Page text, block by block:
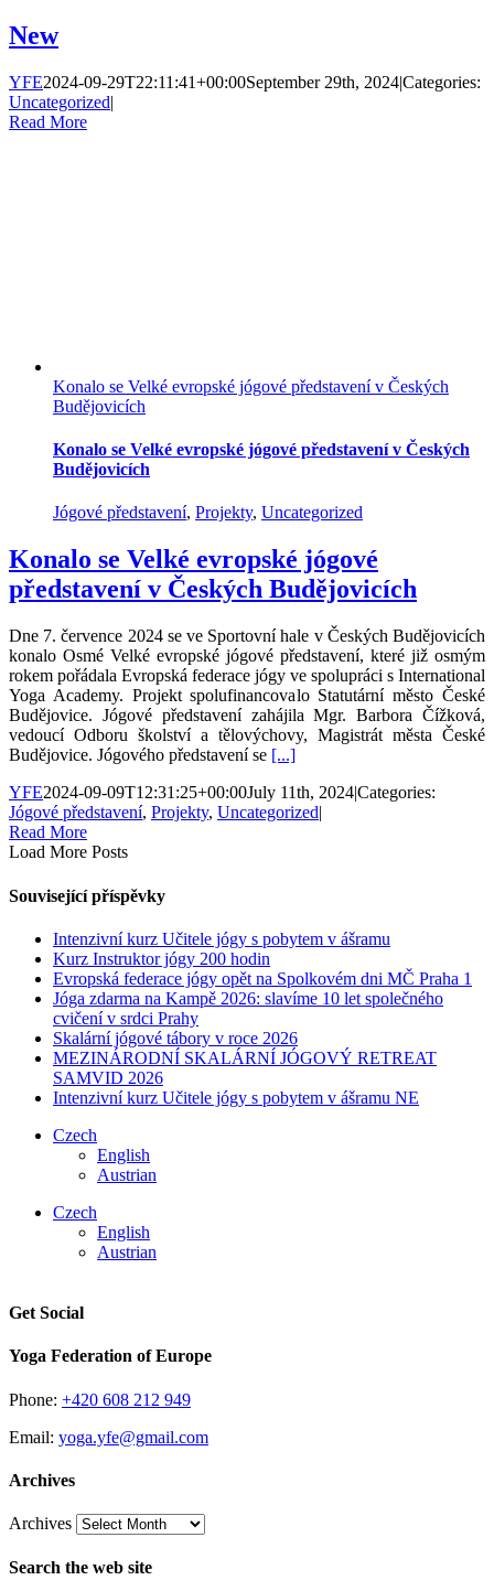
New
YFE2024-09-29T22:11:41+00:00September 29th, 2024|Categories:
Uncategorized|
Read More
Konalo se Velké evropské jógové představení v Českých
Budějovicích
Konalo se Velké evropské jógové představení v Českých
Budějovicích
Jógové představení, Projekty, Uncategorized
Konalo se Velké evropské jógové
představení v Českých Budějovicích
Dne 7. července 2024 se ve Sportovní hale v Českých Budějovicích
konalo Osmé Velké evropské jógové představení, které již osmým
rokem pořádala Evropská federace jógy ve spolupráci s International
Yoga Academy. Projekt spolufinancovalo Statutární město České
Budějovice. Jógové představení zahájila Mgr. Barbora Čížková,
vedoucí Odboru školství a tělovýchovy, Magistrát města České
Budějovice. Jógového představení se [...]
YFE2024-09-09T12:31:25+00:00July 11th, 2024|Categories:
Jógové představení, Projekty, Uncategorized|
Read More
Load More Posts
Související příspěvky
Intenzivní kurz Učitele jógy s pobytem v ášramu
Kurz Instruktor jógy 200 hodin
Evropská federace jógy opět na Spolkovém dni MČ Praha 1
Jóga zdarma na Kampě 2026: slavíme 10 let společného
cvičení v srdci Prahy
Skalární jógové tábory v roce 2026
MEZINÁRODNÍ ​SKALÁRNÍ JÓGOVÝ RETREAT
SAMVID 2026
Intenzivní kurz Učitele jógy s pobytem v ášramu NE
Czech
English
Austrian
Czech
English
Austrian
Get Social
Yoga Federation of Europe
Phone: +420 608 212 949
Email: yoga.yfe@gmail.com
Archives
Archives
Search the web site